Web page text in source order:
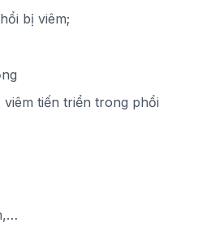
bị viêm;
tiến triển trong phổi